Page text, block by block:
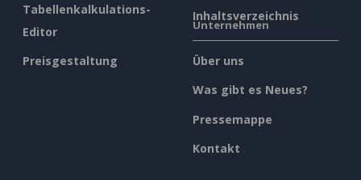
Tabellenkalkulations-
Editor
Preisgestaltung
Inhaltsverzeichnis
Unternehmen
Über uns
Was gibt es Neues?
Pressemappe
Kontakt